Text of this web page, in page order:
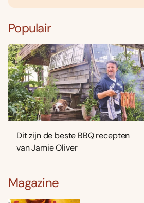
Populair
Dit zijn de beste BBQ recepten
van Jamie Oliver
Magazine